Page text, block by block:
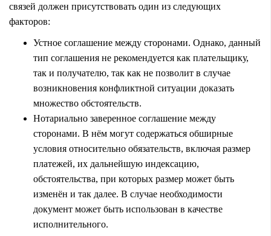
связей должен присутствовать один из следующих
факторов:
Устное соглашение между сторонами. Однако, данный
тип соглашения не рекомендуется как плательщику,
так и получателю, так как не позволит в случае
возникновения конфликтной ситуации доказать
множество обстоятельств.
Нотариально заверенное соглашение между
сторонами. В нём могут содержаться обширные
условия относительно обязательств, включая размер
платежей, их дальнейшую индексацию,
обстоятельства, при которых размер может быть
изменён и так далее. В случае необходимости
документ может быть использован в качестве
исполнительного.